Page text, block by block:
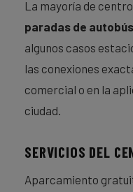
La mayoría de
paradas de autobús
algunos casos
las conexiones
comercial o en la
ciudad.
SERVICIOS DEL
Aparcamiento